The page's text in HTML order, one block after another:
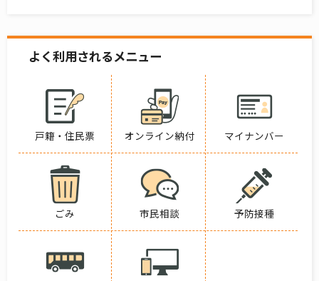
よく利用されるメニュー
戸籍・住民票 オンライン納付 マイナンバー
ごみ 市民相談 予防接種